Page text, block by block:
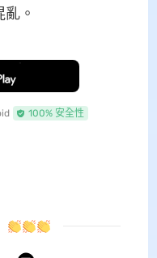
。
100% 安全性